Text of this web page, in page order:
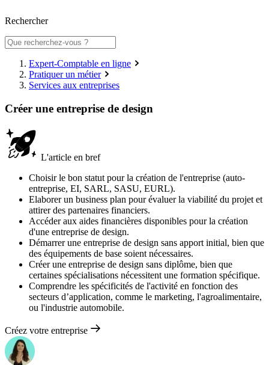
Rechercher
Expert-Comptable en ligne
Pratiquer un métier
Services aux entreprises
Créer une entreprise de design
L'article en bref
Choisir le bon statut pour la création de l'entreprise (auto-
entreprise, EI, SARL, SASU, EURL).
Elaborer un business plan pour évaluer la viabilité du projet et
attirer des partenaires financiers.
Accéder aux aides financières disponibles pour la création
d'une entreprise de design.
Démarrer une entreprise de design sans apport initial, bien que
des équipements de base soient nécessaires.
Créer une entreprise de design sans diplôme, bien que
certaines spécialisations nécessitent une formation spécifique.
Comprendre les spécificités de l'activité en fonction des
secteurs d’application, comme le marketing, l'agroalimentaire,
ou l'industrie automobile.
Créez votre entreprise